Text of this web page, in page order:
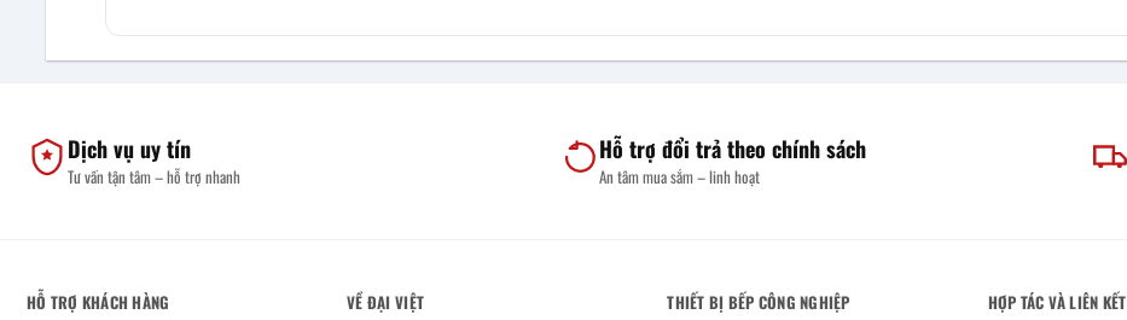
Dịch vụ uy tín
Tư vấn tận tâm – hỗ trợ nhanh
Hỗ trợ đổi trả theo chính sách
An tâm mua sắm – linh hoạt
HỖ TRỢ KHÁCH HÀNG
VỀ ĐẠI VIỆT
THIẾT BỊ BẾP CÔNG NGHIỆP
HỢP TÁC VÀ LIÊN KẾT